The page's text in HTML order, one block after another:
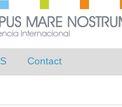
de NETWORKS
Contact